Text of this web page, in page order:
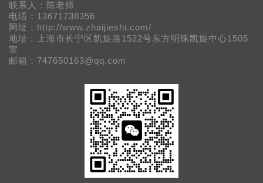
联系人：陈老师
电话：13671738356
网址：http://www.zhaijieshi.com/
地址：上海市长宁区凯旋路1522号东方明珠凯旋中心1505
室
邮箱：747650163@qq.com